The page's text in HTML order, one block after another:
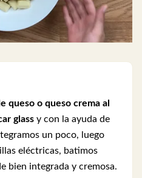
queso o queso crema al
glass y con la ayuda de
un poco, luego
eléctricas, batimos
bien integrada y cremosa.